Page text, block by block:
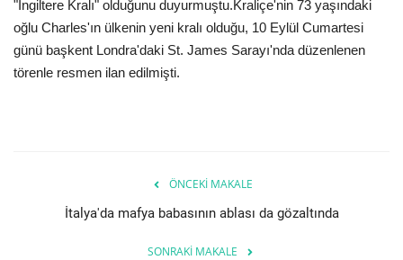
Hakkımızda
Galeri
"İngiltere Kralı" olduğunu duyurmuştu.Kraliçe'nin 73 yaşındaki
oğlu Charles'ın ülkenin yeni kralı olduğu, 10 Eylül Cumartesi
günü başkent Londra'daki St. James Sarayı'nda düzenlenen
törenle resmen ilan edilmişti.
ÖNCEKI MAKALE
İtalya'da mafya babasının ablası da gözaltında
SONRAKI MAKALE